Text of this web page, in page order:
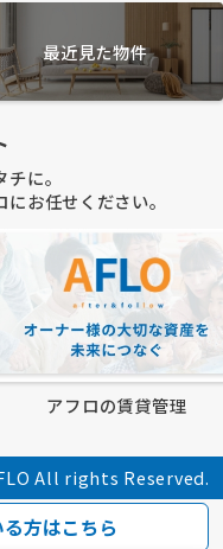
最近見た物件
に。
お任せください。
アフロの賃貸管理
All rights Reserved.
方はこちら